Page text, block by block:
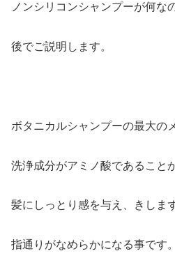
ノンシリコンシャンプーが何な
後でご説明します。
ボタニカルシャンプーの最大の
洗浄成分がアミノ酸であること
髪にしっとり感を与え、きしま
指通りがなめらかになる事です。